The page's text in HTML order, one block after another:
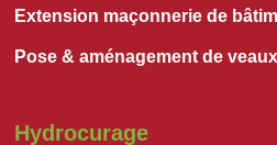
Extension maçonnerie de
Pose & aménagement de
Hydrocurage